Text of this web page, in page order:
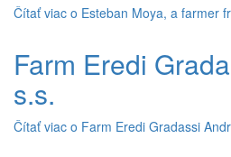
Čítať viac o Esteban Moya, a farmer
Farm Eredi
s.s.
Čítať viac o Farm Eredi Gradassi